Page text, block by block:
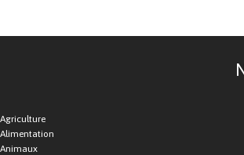
Agriculture
Alimentation
Animaux